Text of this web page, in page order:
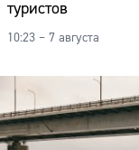
туристов
10:23 – 7 августа